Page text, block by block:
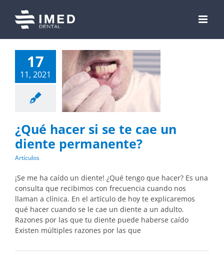
content
17
11, 2021
¿Qué hacer si se te cae un
diente permanente?
Artículos
¡Se me ha caído un diente! ¿Qué tengo que hacer? Es una
consulta que recibimos con frecuencia cuando nos
llaman a clínica. En el artículo de hoy te explicaremos
qué hacer cuando se le cae un diente a un adulto.
Razones por las que tu diente puede haberse caído
Existen múltiples razones por las que